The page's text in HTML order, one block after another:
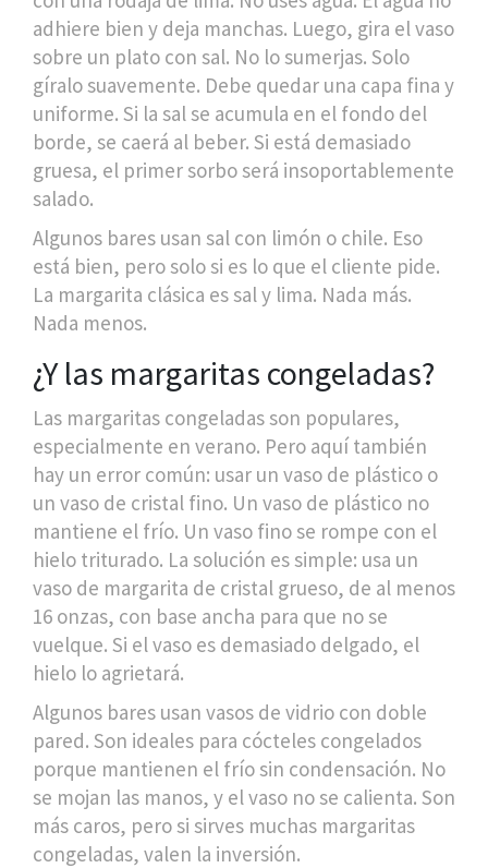
adhiere bien y deja manchas. Luego, gira el vaso
sobre un plato con sal. No lo sumerjas. Solo
gíralo suavemente. Debe quedar una capa fina y
uniforme. Si la sal se acumula en el fondo del
borde, se caerá al beber. Si está demasiado
gruesa, el primer sorbo será insoportablemente
salado.
Algunos bares usan sal con limón o chile. Eso
está bien, pero solo si es lo que el cliente pide.
La margarita clásica es sal y lima. Nada más.
Nada menos.
¿Y las margaritas congeladas?
Las margaritas congeladas son populares,
especialmente en verano. Pero aquí también
hay un error común: usar un vaso de plástico o
un vaso de cristal fino. Un vaso de plástico no
mantiene el frío. Un vaso fino se rompe con el
hielo triturado. La solución es simple: usa un
vaso de margarita de cristal grueso, de al menos
16 onzas, con base ancha para que no se
vuelque. Si el vaso es demasiado delgado, el
hielo lo agrietará.
Algunos bares usan vasos de vidrio con doble
pared. Son ideales para cócteles congelados
porque mantienen el frío sin condensación. No
se mojan las manos, y el vaso no se calienta. Son
más caros, pero si sirves muchas margaritas
congeladas, valen la inversión.